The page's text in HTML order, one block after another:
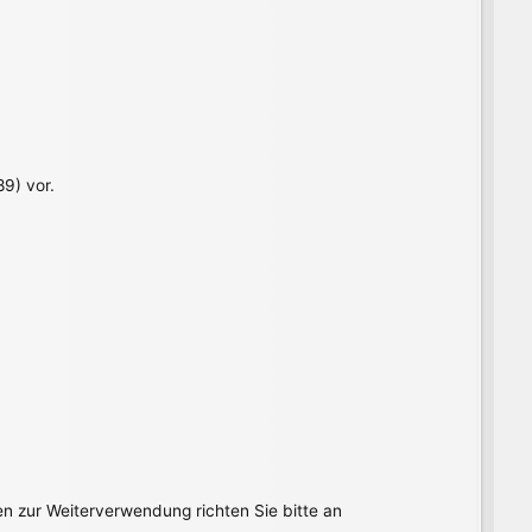
vor.
zur Weiterverwendung richten Sie bitte an